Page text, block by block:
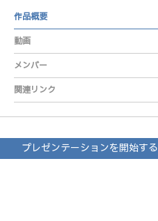
作品概要
動画
メンバー
関連リンク
プレゼンテーションを開始する